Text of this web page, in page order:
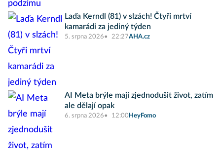
Laďa Kerndl (81) v slzách! Čtyři mrtví
kamarádi za jediný týden
5. srpna 2026 22:27AHA.cz
AI Meta brýle mají zjednodušit život, zatím
ale dělají opak
6. srpna 2026 12:00 HeyFomo